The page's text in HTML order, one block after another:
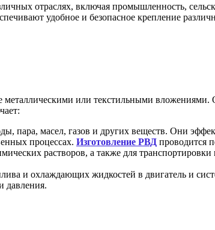
отраслях, включая промышленность,
удобное и безопасное крепление
или текстильными вложениями.
пара, масел, газов и других веществ. Они
процессах. Изготовление РВД проводится
растворов, а также для
и охлаждающих жидкостей в двигатель и
давления.